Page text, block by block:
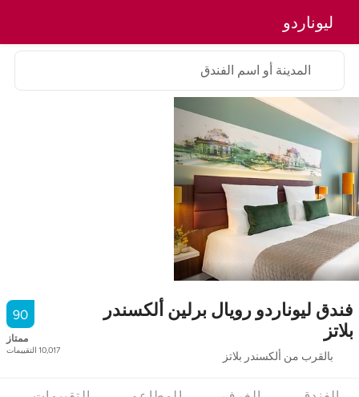
ليوناردو
فندق ليوناردو رويال برلين ألكسندر
بلاتز
بالقرب من ألكسندر بلاتز
90
ممتاز
10,017 التقييمات
المدينة أو اسم الفندق